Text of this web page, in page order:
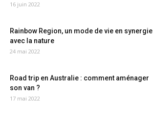
16 juin 2022
Rainbow Region, un mode de vie en synergie
avec la nature
24 mai 2022
Road trip en Australie : comment aménager
son van ?
17 mai 2022